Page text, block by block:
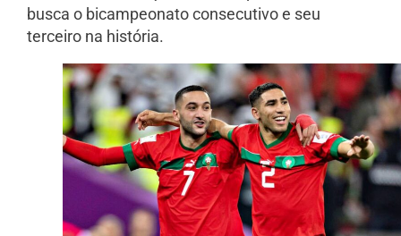
busca o bicampeonato consecutivo e seu
terceiro na história.